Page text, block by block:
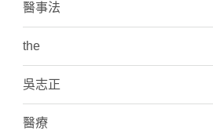
醫事法
the
吳志正
醫療